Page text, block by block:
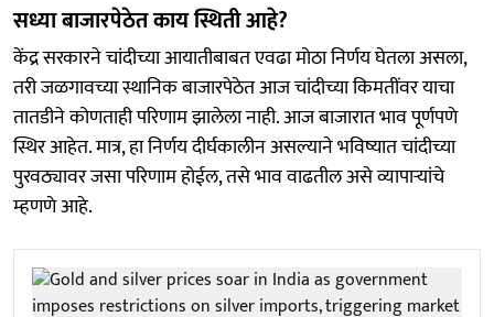
सध्या बाजारपेठेत काय स्थिती आहे?
केंद्र सरकारने चांदीच्या आयातीबाबत एवढा मोठा निर्णय घेतला असला,
तरी जळगावच्या स्थानिक बाजारपेठेत आज चांदीच्या किमतींवर याचा
तातडीने कोणताही परिणाम झालेला नाही. आज बाजारात भाव पूर्णपणे
स्थिर आहेत. मात्र, हा निर्णय दीर्घकालीन असल्याने भविष्यात चांदीच्या
पुरवठ्यावर जसा परिणाम होईल, तसे भाव वाढतील असे व्यापाऱ्यांचे
म्हणणे आहे.